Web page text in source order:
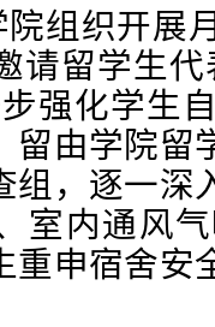
组织开展
请留学生
强化学生
留由学院留
组，逐一深
室内通风
重申宿舍安